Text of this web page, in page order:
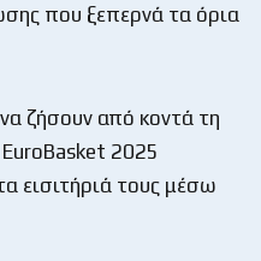
που ξεπερνά τα όρια
ζήσουν από κοντά τη
EuroBasket 2025
εισιτήριά τους μέσω